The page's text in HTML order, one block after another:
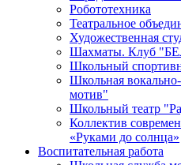
Робототехника
Театральное
Художественная
Шахматы. Клуб
Школьный
Школьная
мотив"
Школьный театр
Коллектив
«Руками до солнца»
Воспитательная работа